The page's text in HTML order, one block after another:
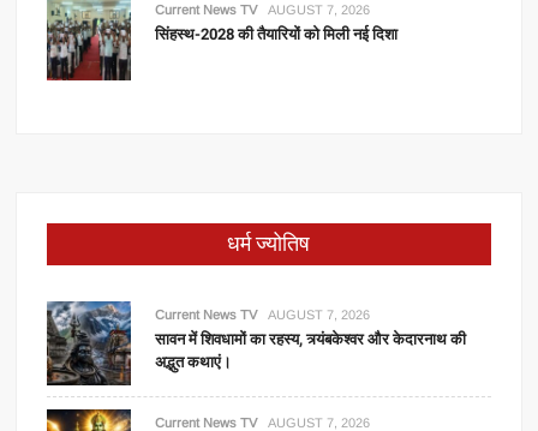
Current News TV AUGUST 7, 2026
सिंहस्थ-2028 की तैयारियों को मिली नई दिशा
धर्म ज्योतिष
Current News TV AUGUST 7, 2026
सावन में शिवधामों का रहस्य, त्र्यंबकेश्वर और केदारनाथ की
अद्भुत कथाएं।
Current News TV AUGUST 7, 2026